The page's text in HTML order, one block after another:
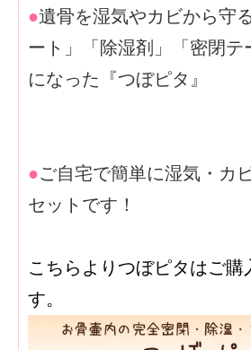
●遺骨を湿気やカビから守
ート」「除湿剤」「密閉テ
になった『つぼピタ』
●ご自宅で簡単に湿気・カ
セットです！
こちらよりつぼピタはご購
す。